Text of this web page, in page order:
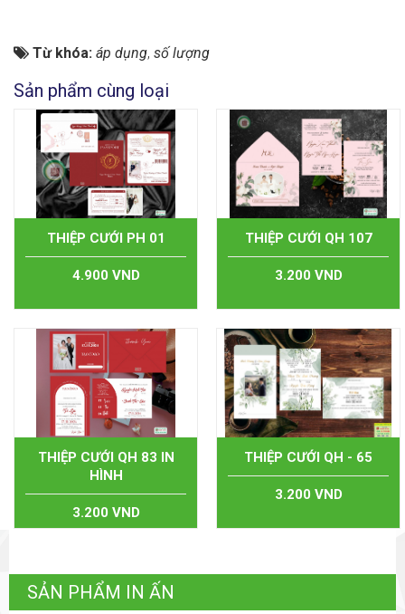
Từ khóa: áp dụng, số lượng
Sản phẩm cùng loại
THIỆP CƯỚI PH 01
4.900 VND
THIỆP CƯỚI QH 107
3.200 VND
THIỆP CƯỚI QH 83 IN
HÌNH
3.200 VND
THIỆP CƯỚI QH - 65
3.200 VND
SẢN PHẨM IN ẤN